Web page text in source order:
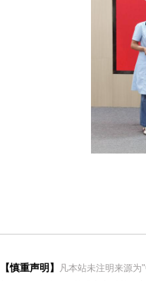
【慎重声明】
凡本站未注明来源